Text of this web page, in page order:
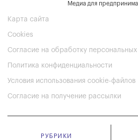
Медиа для
Карта сайта
Cookies
Согласие на обработку
Политика конфиденциальности
Условия использования cookie-файлов
Согласие на получение рассылки
РУБРИКИ